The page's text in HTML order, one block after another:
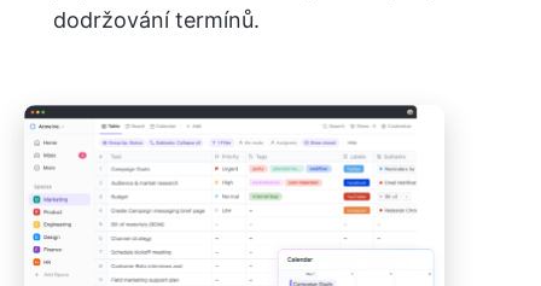
dodržování termínů.